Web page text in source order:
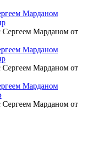
Марданом от
Марданом от
Марданом от